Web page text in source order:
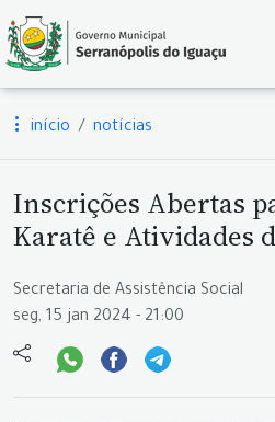
início notícias
Inscrições Abertas
Karatê e Atividades
Secretaria de Assistência Social
seg, 15 jan 2024 - 21:00